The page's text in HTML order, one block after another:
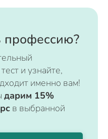
профессию?
и узнайте,
именно вам!
дарим 15%
в выбранной